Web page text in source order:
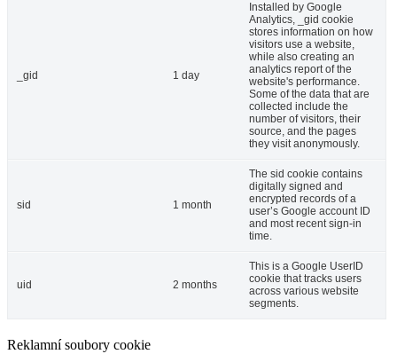
_gid 1 day
Installed by Google
Analytics, _gid cookie
stores information on how
visitors use a website,
while also creating an
analytics report of the
website's performance.
Some of the data that are
collected include the
number of visitors, their
source, and the pages
they visit anonymously.
sid 1 month
The sid cookie contains
digitally signed and
encrypted records of a
user’s Google account ID
and most recent sign-in
time.
uid 2 months
This is a Google UserID
cookie that tracks users
across various website
segments.
Reklamní soubory cookie